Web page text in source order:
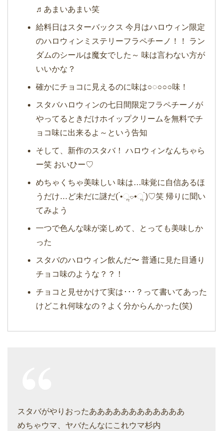
♬あまいあまい笑
給料日はスターバックス 今月はハロウィン限定
のハロウィンミステリーフラペチーノ！！ ラン
ダムのシールは魔女でした～ 味は言わない方が
いいかな？
確かにチョコに見えるのに味は○◌○○○味！
スタバハロウィンの七日間限定フラペチーノが
やってるときだけホイップクリームを無料でチ
ョコ味に出来るよ～という告知
そして、新作のスタバ！ ハロウィンなんちゃら
ー笑 おいひー♡
めちゃくちゃ美味しい 味は…味覚に自信あるほ
うだけ…ど未だに謎だ( ́•ૢ⌔•ૢ ̀)♡笑 帰りに聞い
てみよう
一つで色んな味が楽しめて、とっても美味しか
った
スタバのハロウィン飲んだ〜 普通に見た目通り
チョコ味のような？？！
チョコと見せかけて実は･･･？って書いてあった
けどこれ何味なの？よく分からんかった(笑)
スタバがやりおったああああああああああああ
めちゃウマ、ヤバたんなにこれウマ杉内